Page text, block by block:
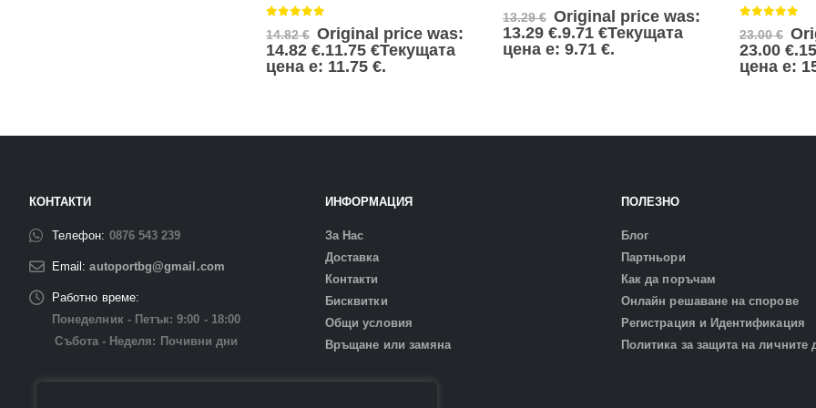
14.82€ Original price was:
14.82 €.11.75 €Текущата
цена е: 11.75 €.
13.29€ Original price was:
13.29 €.9.71 €Текущата
цена е: 9.71 €.
23.00€
23.00 €.
цена е:
КОНТАКТИ
Телефон: 0876 543 239
Email: autoportbg@gmail.com
Работно време:
Понеделник - Петък: 9:00 - 18:00
Събота - Неделя: Почивни дни
ИНФОРМАЦИЯ
За Нас
Доставка
Контакти
Бисквитки
Общи условия
Връщане или замяна
ПОЛЕЗНО
Блог
Партньори
Как да поръчам
Онлайн решаване на спорове
Регистрация и Идентификация
Политика за защита на личните